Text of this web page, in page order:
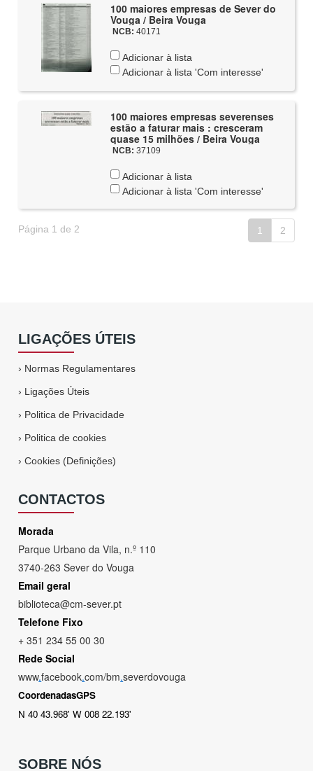
100 maiores empresas de Sever do
Vouga / Beira Vouga
NCB: 40171
Adicionar à lista
Adicionar à lista 'Com interesse'
100 maiores empresas severenses
estão a faturar mais : cresceram
quase 15 milhões / Beira Vouga
NCB: 37109
Adicionar à lista
Adicionar à lista 'Com interesse'
Página 1 de 2 1 2
LIGAÇÕES ÚTEIS
› Normas Regulamentares
› Ligações Úteis
› Politica de Privacidade
› Politica de cookies
›Cookies (Definições)
CONTACTOS
Morada
Parque Urbano da Vila, n.º 110
3740-263 Sever do Vouga
Email geral
biblioteca@cm-sever.pt
Telefone Fixo
+ 351 234 55 00 30
Rede Social
www.facebook.com/bm.severdovouga
CoordenadasGPS
N 40 43.968' W 008 22.193'
SOBRE NÓS